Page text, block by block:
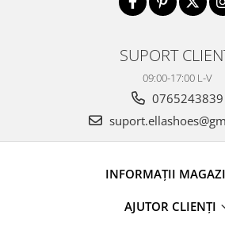
SUPORT
09:00-17:00 L-V
0765243839
INFORMAȚII
AJUTOR CLIENȚI